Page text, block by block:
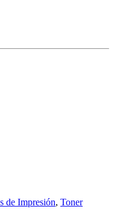
de Impresión, Toner